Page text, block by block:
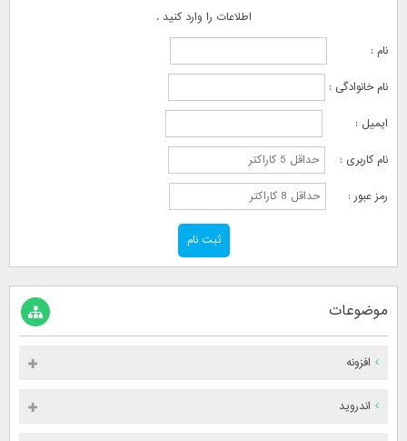
اطلاعات را وارد کنید .
نام :
نام خانوادگی :
ایمیل :
نام کاربری :
رمز عبور :
موضوعات
افزونه
اندروید